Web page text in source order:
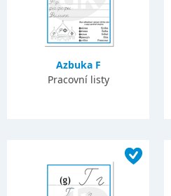
Azbuka F
Pracovní listy